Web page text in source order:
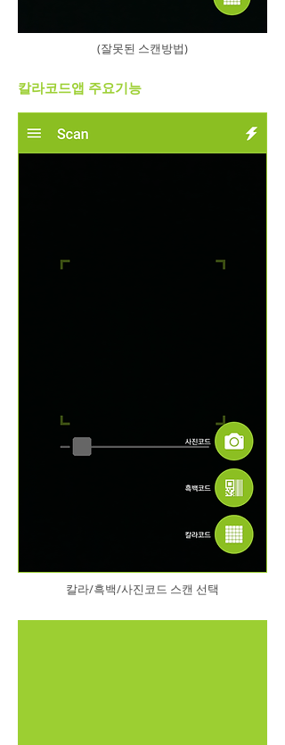
(잘못된 스캔방법)
칼라코드앱 주요기능
칼라/흑백/사진코드 스캔 선택